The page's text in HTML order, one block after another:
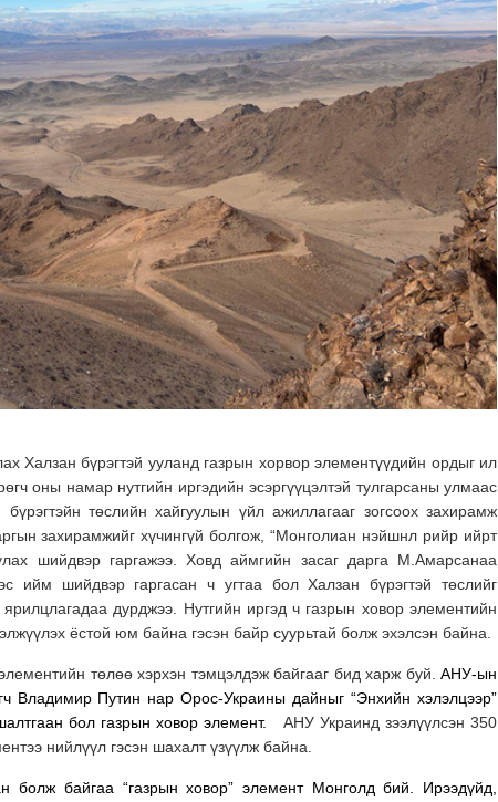
Халзан бүрэгтэй ууланд газрын хорвор элементүүдийн ордыг ил
оны намар нутгийн иргэдийн эсэргүүцэлтэй тулгарсаны улмаас
төслийн хайгуулын үйл ажиллагааг зогсоох захирамж
захирамжийг хүчингүй болгож, “Монголиан нэйшнл рийр ийрт
шийдвэр гаргажээ. Ховд аймгийн засаг дарга М.Амарсанаа
ийм шийдвэр гаргасан ч угтаа бол Халзан бүрэгтэй төслийг
дурджээ. Нутгийн иргэд ч газрын ховор элементийн
ёстой юм байна гэсэн байр суурьтай болж эхэлсэн байна.
төлөө хэрхэн тэмцэлдэж байгааг бид харж буй. АНУ-ын
Владимир Путин нар Орос-Украины дайныг “Энхийн хэлэлцээр”
бол газрын ховор элемент.
АНУ Украинд зээлүүлсэн 350
нийлүүл гэсэн шахалт үзүүлж байна.
болж байгаа “газрын ховор” элемент Монголд бий. Ирээдүйд,
ГАЗАРТ
ШИЛЖҮҮЛСЭН БОЛ 20
ТАТВАР СУУТГАНА
НИЙСЛЭЛД ШАХМАЛ ТҮЛШ
БОРЛУУЛАХ 435 ЦЭГ
АЖИЛЛАНА